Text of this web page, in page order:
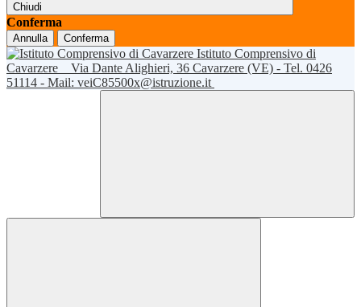
Chiudi
Conferma
Annulla Conferma
Istituto Comprensivo di
Cavarzere
Via Dante Alighieri, 36 Cavarzere (VE) - Tel. 0426
51114 - Mail: veiC85500x@istruzione.it